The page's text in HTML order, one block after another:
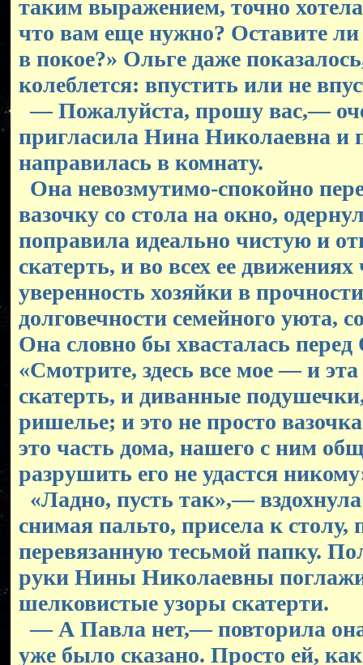
таким выражением, точно
что вам еще нужно? Оставите
в покое?» Ольге даже
колеблется: впустить или не
— Пожалуйста, прошу вас,—
пригласила Нина Николаевна и
направилась в комнату.
Она невозмутимо-спокойно
вазочку со стола на окно,
поправила идеально чистую и
скатерть, и во всех ее движениях
уверенность хозяйки в
долговечности семейного уюта,
Она словно бы хвасталась
«Смотрите, здесь все мое — и
скатерть, и диванные
ришелье; и это не просто
это часть дома, нашего с ним
разрушить его не удастся
«Ладно, пусть так»,—
снимая пальто, присела к столу,
перевязанную тесьмой папку.
руки Нины Николаевны
шелковистые узоры скатерти.
— А Павла нет,— повторила
уже было сказано. Просто ей,